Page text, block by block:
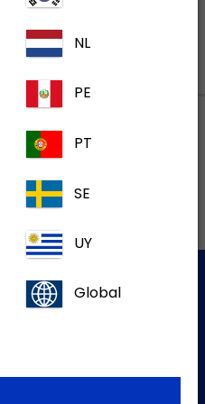
NL
PE
PT
SE
UY
Global